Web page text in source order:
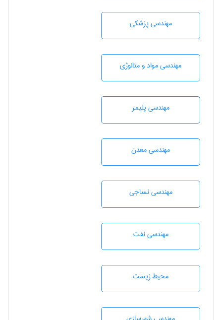
مهندسی پزشکی
مهندسی مواد و متالوژی
مهندسی پليمر
مهندسی معدن
مهندسي نساجی
مهندسی نفت
محيط زيست